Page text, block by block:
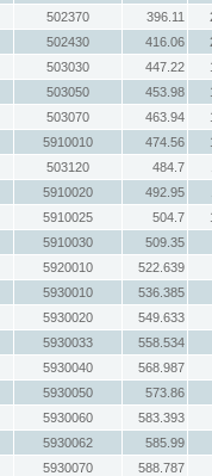
502370 396.11
502430 416.06
503030 447.22
503050 453.98
503070 463.94
5910010 474.56
503120 484.7
5910020 492.95
5910025 504.7
5910030
509.35
5920010
522.639
5930010
536.385
5930020
549.633
5930033
558.534
5930040
568.987
5930050
573.86
5930060
583.393
5930062
585.99
5930070
588.787